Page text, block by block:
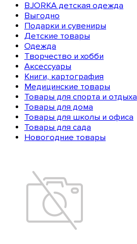
BJORKA детская одежда
Выгодно
Подарки и сувениры
Детские товары
Одежда
Творчество и хобби
Аксессуары
Книги, картография
Медицинские товары
Товары для спорта и отдыха
Товары для дома
Товары для школы и офиса
Товары для сада
Новогодние товары